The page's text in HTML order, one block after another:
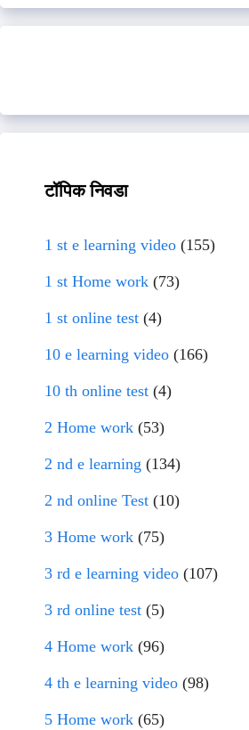
टॉपिक निवडा
1 st e learning video (155)
1 st Home work (73)
1 st online test (4)
10 e learning video (166)
10 th online test (4)
2 Home work (53)
2 nd e learning (134)
2 nd online Test (10)
3 Home work (75)
3 rd e learning video (107)
3 rd online test (5)
4 Home work (96)
4 th e learning video (98)
5 Home work (65)